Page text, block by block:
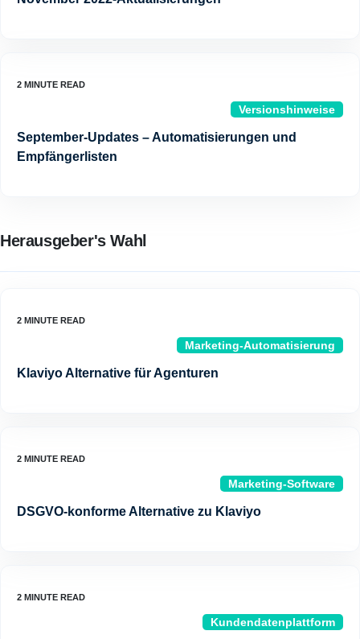
Versionshinweise
September-Updates – Automatisierungen und
Empfängerlisten
Herausgeber's Wahl
Marketing-Automatisierung
Klaviyo Alternative für Agenturen
Marketing-Software
DSGVO-konforme Alternative zu Klaviyo
Kundendatenplattform